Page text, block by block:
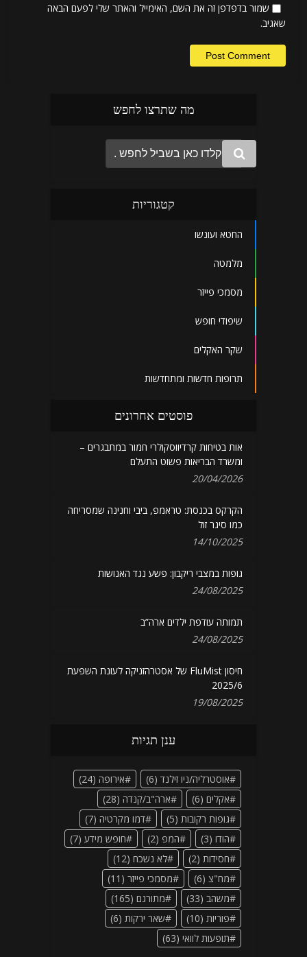
שמור בדפדפן זה את השם, האימייל והאתר שלי לפעם הבאה
שאגיב.
מה שתרצו לחפש
קטגוריות
החטא ועונשו
מלמטה
מסמכי פייזר
שיפודי חופש
שקר האקלים
תרופות חדשות ומתחדשות
פוסטים אחרונים
אות בטיחות קרדיווסקולרי חמור במתבגרים –
ומשרד הבריאות פשוט התעלם
20/04/2026
הקרקס בכנסת: טראמפ, ביבי וחנינה שמסריחה
כמו סיגר זול
14/10/2025
גופות במצבי ריקבון: פשע נגד האנושות
24/08/2025
תמותה עודפת ילדים ארה”ב
24/08/2025
חיסון FluMist של אסטרהזניקה לעונת השפעת
2025/6
19/08/2025
ענן תגיות
אוסטרליה/ניו זילנד (6) אירופה (24)
אקלים (6) ארה"ב/קנדה (28)
גופות רקובות (5) דמו מקרטיה (7)
הודו (3) המפ (2) חופש מידע (7)
חסידות (2) לא נשכח (12)
מח"צ (6) מסמכי פייזר (11)
משהב (33) מתורגם (165)
פוריות (10) שאר ירקות (6)
תופעות לוואי (63)